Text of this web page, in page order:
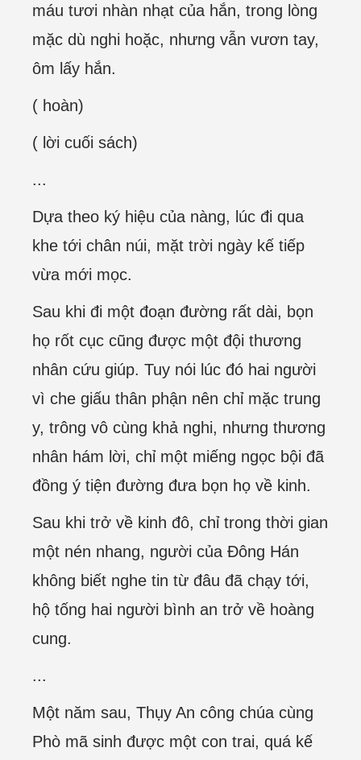
máu tươi nhàn nhạt của hắn, trong lòng
mặc dù nghi hoặc, nhưng vẫn vươn tay,
ôm lấy hắn.
( hoàn)
( lời cuối sách)
...
Dựa theo ký hiệu của nàng, lúc đi qua
khe tới chân núi, mặt trời ngày kế tiếp
vừa mới mọc.
Sau khi đi một đoạn đường rất dài, bọn
họ rốt cục cũng được một đội thương
nhân cứu giúp. Tuy nói lúc đó hai người
vì che giấu thân phận nên chỉ mặc trung
y, trông vô cùng khả nghi, nhưng thương
nhân hám lời, chỉ một miếng ngọc bội đã
đồng ý tiện đường đưa bọn họ về kinh.
Sau khi trở về kinh đô, chỉ trong thời gian
một nén nhang, người của Đông Hán
không biết nghe tin từ đâu đã chạy tới,
hộ tống hai người bình an trở về hoàng
cung.
...
Một năm sau, Thụy An công chúa cùng
Phò mã sinh được một con trai, quá kế